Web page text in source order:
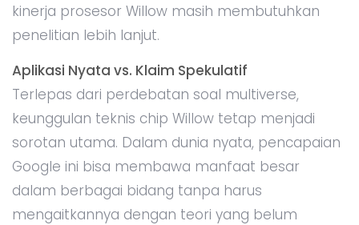
kinerja prosesor Willow masih membutuhkan
penelitian lebih lanjut.
Aplikasi Nyata vs. Klaim Spekulatif
Terlepas dari perdebatan soal multiverse,
keunggulan teknis chip Willow tetap menjadi
sorotan utama. Dalam dunia nyata, pencapaian
Google ini bisa membawa manfaat besar
dalam berbagai bidang tanpa harus
mengaitkannya dengan teori yang belum